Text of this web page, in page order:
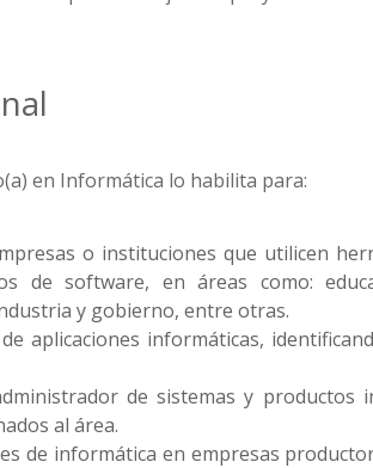
en Informática lo habilita para:
o instituciones que utilicen
de software, en áreas como:
y gobierno, entre otras.
aplicaciones informáticas,
de sistemas y
al área.
de informática en empresas